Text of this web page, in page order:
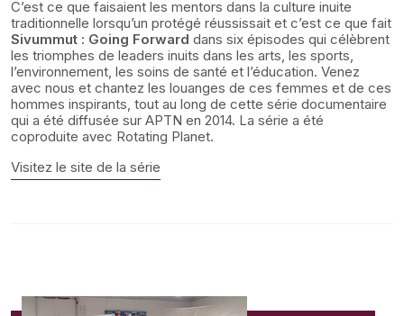
C’est ce que faisaient les mentors dans la culture inuite
traditionnelle lorsqu’un protégé réussissait et c’est ce que fait
Sivummut : Going Forward dans six épisodes qui célèbrent
les triomphes de leaders inuits dans les arts, les sports,
l’environnement, les soins de santé et l’éducation. Venez
avec nous et chantez les louanges de ces femmes et de ces
hommes inspirants, tout au long de cette série documentaire
qui a été diffusée sur APTN en 2014. La série a été
coproduite avec Rotating Planet.
Visitez le site de la série